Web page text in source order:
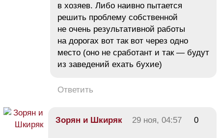
в хозяев. Либо наивно пытается
решить проблему собственной
не очень результативной работы
на дорогах вот так вот через одно
место (оно не сработант и так — будут
из заведений ехать бухие)
Ответить
Зорян и Шкиряк 29 ноя, 04:57 0